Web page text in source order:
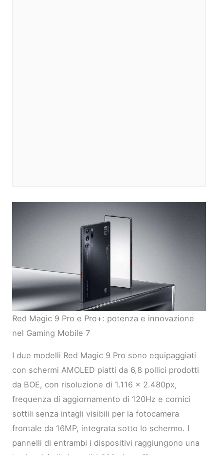
Red Magic 9 Pro e Pro+: potenza e innovazione
nel Gaming Mobile 7
I due modelli Red Magic 9 Pro sono equipaggiati
con schermi AMOLED piatti da 6,8 pollici prodotti
da BOE, con risoluzione di 1.116 x 2.480px,
frequenza di aggiornamento di 120Hz e cornici
sottili senza intagli visibili per la fotocamera
frontale da 16MP, integrata sotto lo schermo. I
pannelli di entrambi i dispositivi raggiungono una